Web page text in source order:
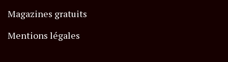
Magazines gratuits
Mentions légales